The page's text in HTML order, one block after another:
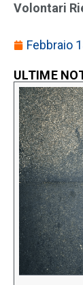
Volontari
Febbraio
ULTIME